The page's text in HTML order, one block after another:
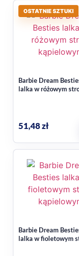
OSTATNIE SZTUKI
Barbie Dream
lalka w różowym
51,48zł
Barbie Dream Besties
lalka w fioletowym